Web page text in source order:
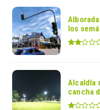
los
Alcaldía
cancha